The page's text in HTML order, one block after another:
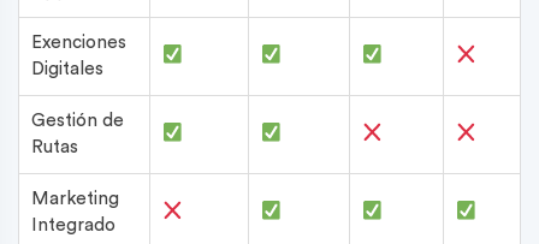
Exenciones
Digitales
Gestión de
Rutas
Marketing
Integrado